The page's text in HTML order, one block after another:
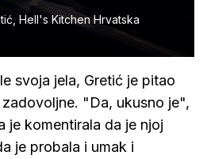
Hell's Kitchen Hrvatska
svoja jela, Gretić je pitao
"Da, ukusno je",
je komentirala da je njoj
je probala i umak i